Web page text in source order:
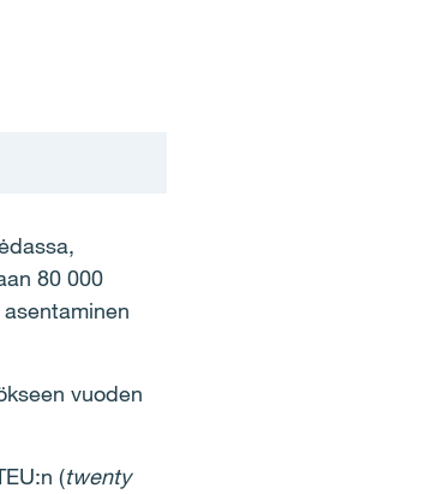
80 000
vuoden
(twenty